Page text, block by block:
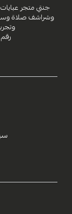
جنتي متجر
وشراشف صلاة